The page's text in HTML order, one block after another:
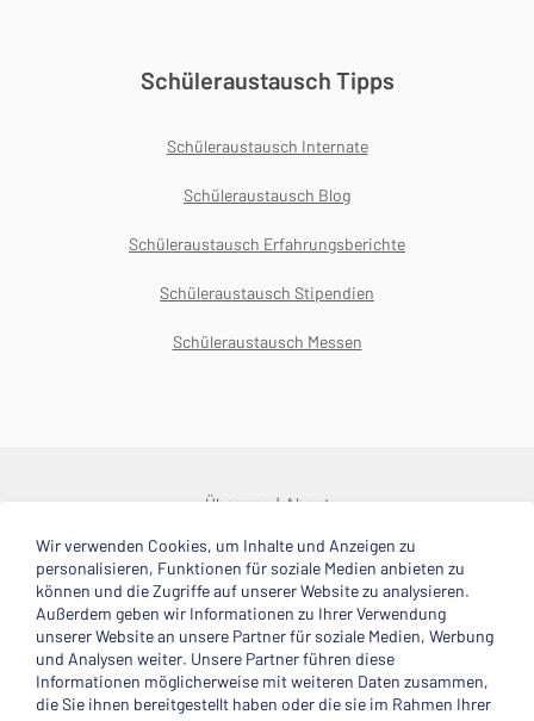
Schüleraustausch Tipps
Schüleraustausch Internate
Schüleraustausch Blog
Schüleraustausch Erfahrungsberichte
Schüleraustausch Stipendien
Schüleraustausch Messen
Über uns About
© 2025 Deutsche Stiftung Völkerverständigung
Impressum Datenschutzerklärung Kontakt
Mitglied im
Wir verwenden Cookies, um Inhalte und Anzeigen zu
personalisieren, Funktionen für soziale Medien anbieten zu
können und die Zugriffe auf unserer Website zu analysieren.
Außerdem geben wir Informationen zu Ihrer Verwendung
unserer Website an unsere Partner für soziale Medien, Werbung
und Analysen weiter. Unsere Partner führen diese
Informationen möglicherweise mit weiteren Daten zusammen,
die Sie ihnen bereitgestellt haben oder die sie im Rahmen Ihrer